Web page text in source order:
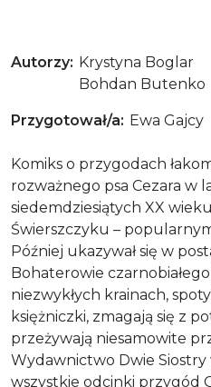
Gucio i Cezar
Autorzy Krystyna Boglar
Bohdan Butenko
Przygotował/a Ewa Gajcy
Komiks o przygodach
rozważnego psa Cezara w
siedemdziesiątych XX
Świerszczyku –
Później ukazywał się w
Bohaterowie
niezwykłych krainach,
księżniczki, zmagają się z
przeżywają niesamowite
Wydawnictwo Dwie Siostry
wszystkie odcinki przygód